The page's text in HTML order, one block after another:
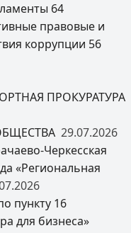
64
правовые и
коррупции 56
ПРОКУРАТУРА
29.07.2026
Черкесская
«Региональная
пункту 16
для бизнеса»